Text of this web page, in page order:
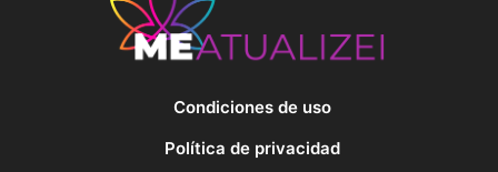
Condiciones de uso
Política de privacidad